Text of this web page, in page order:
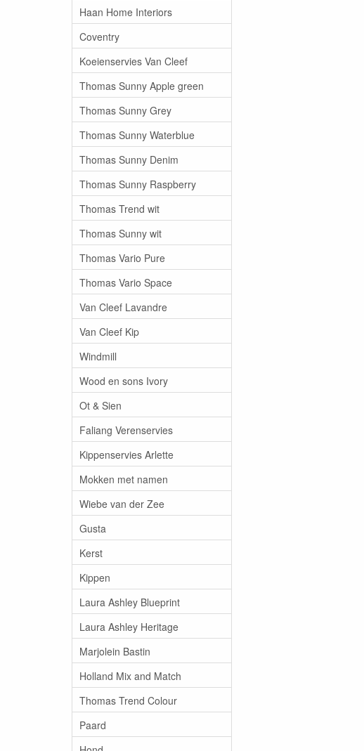
Haan Home Interiors
Coventry
Koeienservies Van Cleef
Thomas Sunny Apple green
Thomas Sunny Grey
Thomas Sunny Waterblue
Thomas Sunny Denim
Thomas Sunny Raspberry
Thomas Trend wit
Thomas Sunny wit
Thomas Vario Pure
Thomas Vario Space
Van Cleef Lavandre
Van Cleef Kip
Windmill
Wood en sons Ivory
Ot & Sien
Faliang Verenservies
Kippenservies Arlette
Mokken met namen
Wiebe van der Zee
Gusta
Kerst
Kippen
Laura Ashley Blueprint
Laura Ashley Heritage
Marjolein Bastin
Holland Mix and Match
Thomas Trend Colour
Paard